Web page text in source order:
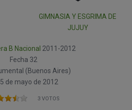
GIMNASIA Y ESGRIMA DE
JUJUY
B Nacional 2011-2012
Fecha 32
(Buenos Aires)
5 de mayo de 2012
3 VOTOS